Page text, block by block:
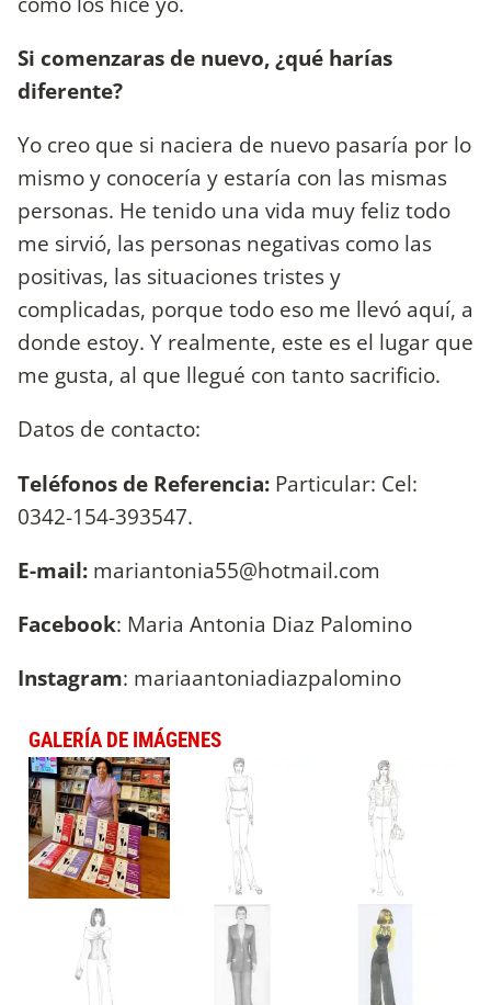
Si comenzaras de nuevo, ¿qué harías
diferente?
Yo creo que si naciera de nuevo pasaría por lo
mismo y conocería y estaría con las mismas
personas. He tenido una vida muy feliz todo
me sirvió, las personas negativas como las
positivas, las situaciones tristes y
complicadas, porque todo eso me llevó aquí, a
donde estoy. Y realmente, este es el lugar que
me gusta, al que llegué con tanto sacrificio.
Datos de contacto:
Teléfonos de Referencia: Particular: Cel:
0342-154-393547.
E-mail: mariantonia55@hotmail.com
Facebook: Maria Antonia Diaz Palomino
Instagram: mariaantoniadiazpalomino
GALERÍA DE IMÁGENES